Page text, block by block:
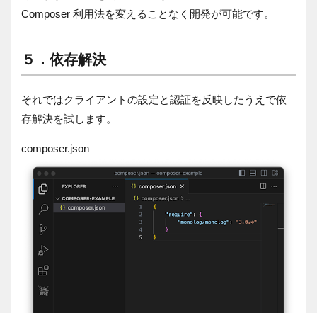
Composer 利用法を変えることなく開発が可能です。
５．依存解決
それではクライアントの設定と認証を反映したうえで依
存解決を試します。
composer.json